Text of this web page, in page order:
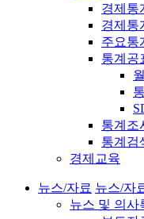
경제통
경제통
주요통
통계공
통계조
통계검
경제교육
뉴스/자료 뉴스/자
뉴스 및 의사